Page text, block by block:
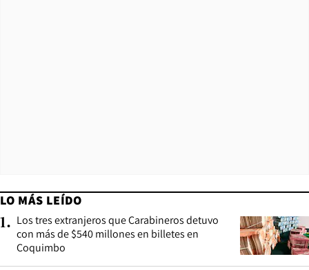
LO MÁS LEÍDO
1. Los tres extranjeros que Carabineros detuvo
con más de $540 millones en billetes en
Coquimbo